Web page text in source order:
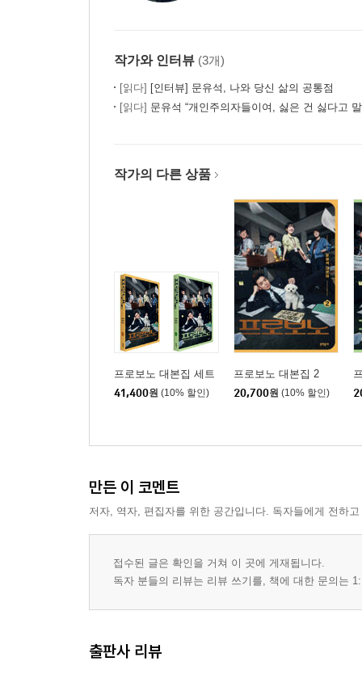
판사의 일_나쁘고 추한 사람은 없다. 나쁘고 추한
신뢰를 받지 못하는 판단자
처음부터 다시 토론합시다
판사의 일_이제는 신전에서 내려와 광장으로
에필로그
작가와 인터뷰 (3개)
[읽다] [인터뷰] 문유석, 나와 당신 삶의 공통점
[읽다] 문유석 “개인주의자들이여, 싫은 건 싫다고
작가의 다른 상품
프로보노 대본집 세트
41,400원 (10% 할인)
프로보노 대본집 2
20,700원 (10% 할인)
만든 이 코멘트
저자, 역자, 편집자를 위한 공간입니다. 독자들에게 전하
접수된 글은 확인을 거쳐 이 곳에 게재됩니다.
독자 분들의 리뷰는 리뷰 쓰기를, 책에 대한 문의는
출판사 리뷰